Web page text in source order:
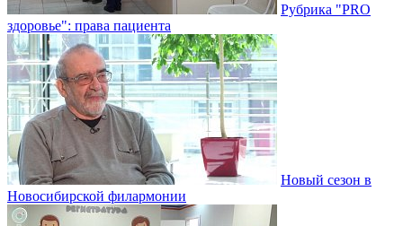
Рубрика "PRO
здоровье": права пациента
Новый сезон в
Новосибирской филармонии